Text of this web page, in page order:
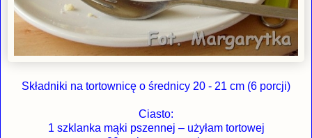
Składniki na tortownicę o średnicy 20 - 21 cm (6 porcji)
Ciasto:
1 szklanka mąki pszennej – użyłam tortowej